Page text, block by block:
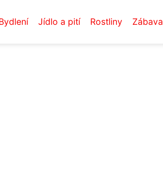
Jídlo a pití Rostliny Zábava